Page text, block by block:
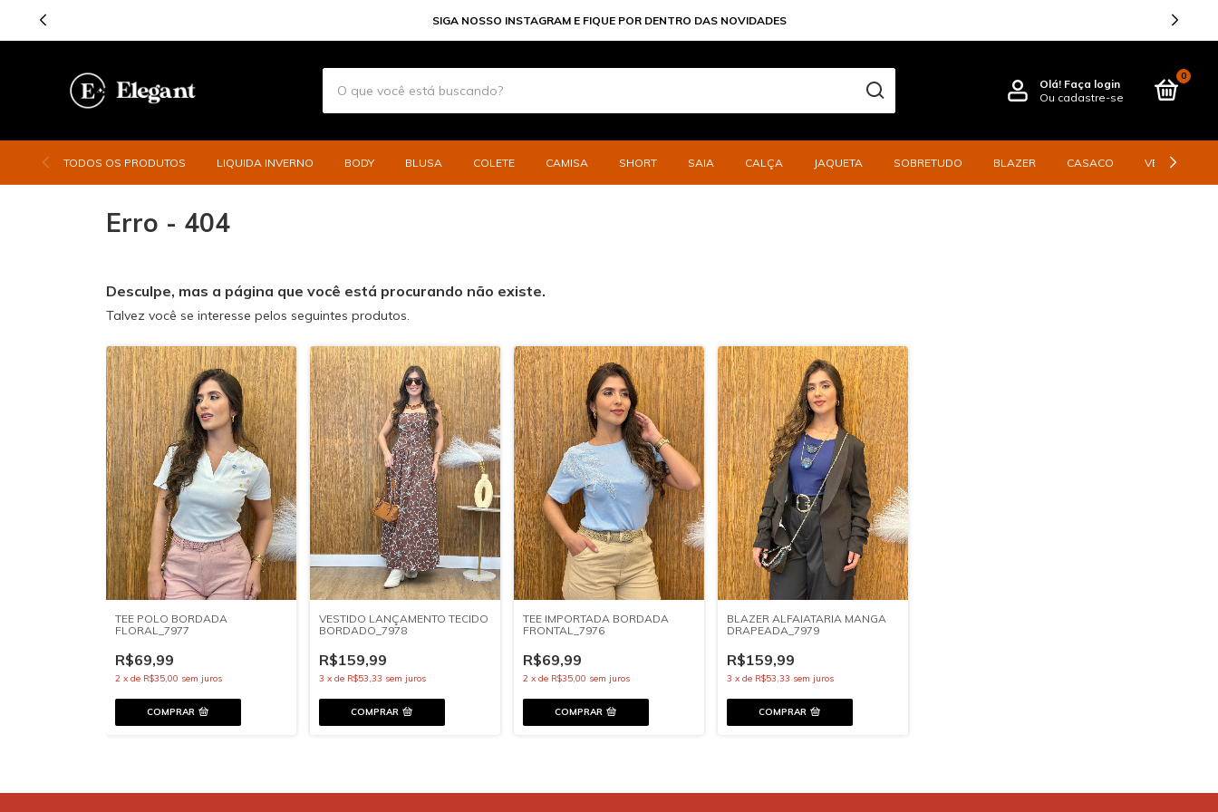
SIGA NOSSO INSTAGRAM E FIQUE POR DENTRO DAS NOVIDADES
Olá! Faça login
Ou cadastre-se
0
TODOS OS PRODUTOS LIQUIDA INVERNO BODY BLUSA COLETE CAMISA SHORT SAIA CALÇA JAQUETA SOBRETUDO BLAZER CASACO VESTIDO
Erro - 404
Desculpe, mas a página que você está procurando não existe.
Talvez você se interesse pelos seguintes produtos.
TEE POLO BORDADA
FLORAL_7977
R$69,99
2 x de R$35,00 sem juros
COMPRAR
VESTIDO LANÇAMENTO TECIDO
BORDADO_7978
R$159,99
3 x de R$53,33 sem juros
COMPRAR
TEE IMPORTADA BORDADA
FRONTAL_7976
R$69,99
2 x de R$35,00 sem juros
COMPRAR
BLAZER ALFAIATARIA MANGA
DRAPEADA_7979
R$159,99
3 x de R$53,33 sem juros
COMPRAR